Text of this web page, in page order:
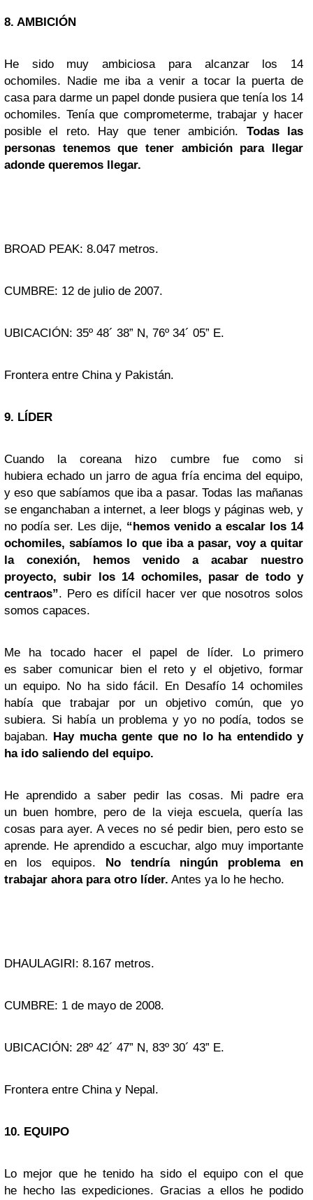
8. AMBICIÓN
He sido muy ambiciosa para alcanzar los 14
ochomiles. Nadie me iba a venir a tocar la puerta de
casa para darme un papel donde pusiera que tenía los 14
ochomiles. Tenía que comprometerme, trabajar y hacer
posible el reto. Hay que tener ambición. Todas las
personas tenemos que tener ambición para llegar
adonde queremos llegar.
BROAD PEAK: 8.047 metros.
CUMBRE: 12 de julio de 2007.
UBICACIÓN: 35º 48´ 38” N, 76º 34´ 05” E.
Frontera entre China y Pakistán.
9. LÍDER
Cuando la coreana hizo cumbre fue como si
hubiera echado un jarro de agua fría encima del equipo,
y eso que sabíamos que iba a pasar. Todas las mañanas
se enganchaban a internet, a leer blogs y páginas web, y
no podía ser. Les dije, “hemos venido a escalar los 14
ochomiles, sabíamos lo que iba a pasar, voy a quitar
la conexión, hemos venido a acabar nuestro
proyecto, subir los 14 ochomiles, pasar de todo y
centraos”. Pero es difícil hacer ver que nosotros solos
somos capaces.
Me ha tocado hacer el papel de líder. Lo primero
es saber comunicar bien el reto y el objetivo, formar
un equipo. No ha sido fácil. En Desafío 14 ochomiles
había que trabajar por un objetivo común, que yo
subiera. Si había un problema y yo no podía, todos se
bajaban. Hay mucha gente que no lo ha entendido y
ha ido saliendo del equipo.
He aprendido a saber pedir las cosas. Mi padre era
un buen hombre, pero de la vieja escuela, quería las
cosas para ayer. A veces no sé pedir bien, pero esto se
aprende. He aprendido a escuchar, algo muy importante
en los equipos. No tendría ningún problema en
trabajar ahora para otro líder. Antes ya lo he hecho.
DHAULAGIRI: 8.167 metros.
CUMBRE: 1 de mayo de 2008.
UBICACIÓN: 28º 42´ 47” N, 83º 30´ 43” E.
Frontera entre China y Nepal.
10. EQUIPO
Lo mejor que he tenido ha sido el equipo con el que
he hecho las expediciones. Gracias a ellos he podido